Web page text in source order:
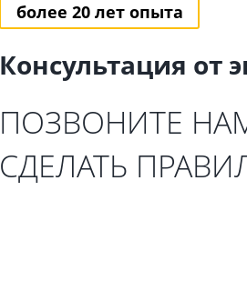
более 20 лет опыта
Консультация от
ПОЗВОНИТЕ
СДЕЛАТЬ